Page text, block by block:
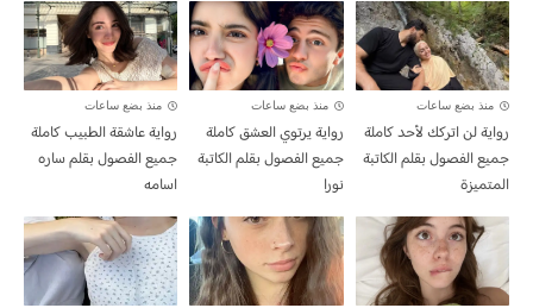
منذ بضع ساعات
رواية لن اتركك لأحد كاملة
جميع الفصول بقلم الكاتبة
المتميزة
منذ بضع ساعات
رواية يرتوي العشق كاملة
جميع الفصول بقلم الكاتبة
نورا
منذ بضع ساعات
رواية عاشقة الطبيب كاملة
جميع الفصول بقلم ساره
اسامه